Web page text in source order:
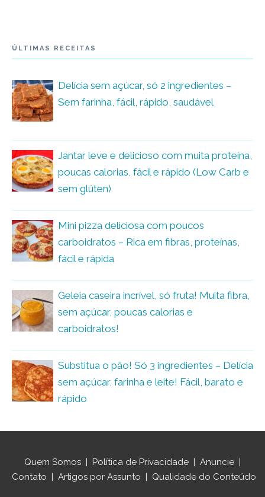
ÚLTIMAS RECEITAS
Delícia sem açúcar, só 2 ingredientes –
Sem farinha, fácil, rápido, saudável
Jantar leve e delicioso com muita proteína,
poucas calorias, fácil e rápido (Low Carb e
sem glúten)
Mini pizza deliciosa com poucos
carboidratos – Rica em fibras, proteínas,
fácil e rápida
Geleia caseira incrível, só fruta! Muita fibra,
sem açúcar, poucas calorias e
carboidratos!
Substitua o pão! Só 3 ingredientes – Delícia
sem açúcar, farinha e leite! Fácil, barato e
rápido
Quem Somos | Política de Privacidade | Anuncie |
Contato | Artigos por Assunto | Qualidade do Conteúdo